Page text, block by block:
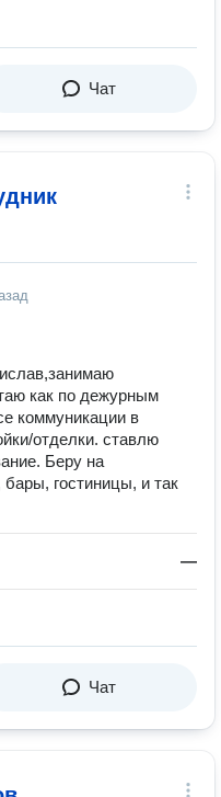
Чат
как по дежурным
коммуникации в
отделки. ставлю
Беру на
гостиницы, и так
—
Чат